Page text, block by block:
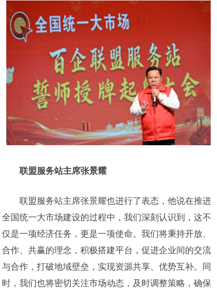
联盟服务站主席张景耀
联盟服务站主席张景耀也进行了表态，他说在推进
全国统一大市场建设的过程中，我们深刻认识到，这不
仅是一项经济任务，更是一项使命。我们将秉持开放、
合作、共赢的理念，积极搭建平台，促进企业间的交流
与合作，打破地域壁垒，实现资源共享、优势互补。同
时，我们也将密切关注市场动态，及时调整策略，确保